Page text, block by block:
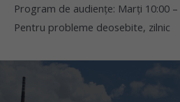
Program de audienţe: Marţi 10:00 –
Pentru probleme deosebite, zilnic